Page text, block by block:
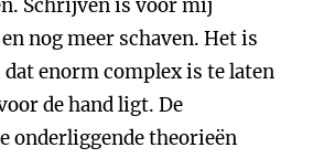
Schrijven is voor mij
nog meer schaven. Het is
enorm complex is te laten
de hand ligt. De
onderliggende theorieën